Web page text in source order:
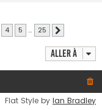
4 5 … 25
Aller à
Flat Style by Ian Bradley